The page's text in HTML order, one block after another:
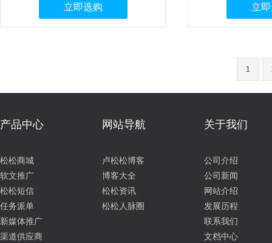
立即选购 立
1
产品中心
松松商城
软文推广
松松短信
任务派单
新媒体推广
渠道供应商
网站导航
卢松松博客
博客大全
松松资讯
松松人脉圈
关于我们
公司介绍
公司新闻
网站介绍
发展历程
联系我们
文档中心